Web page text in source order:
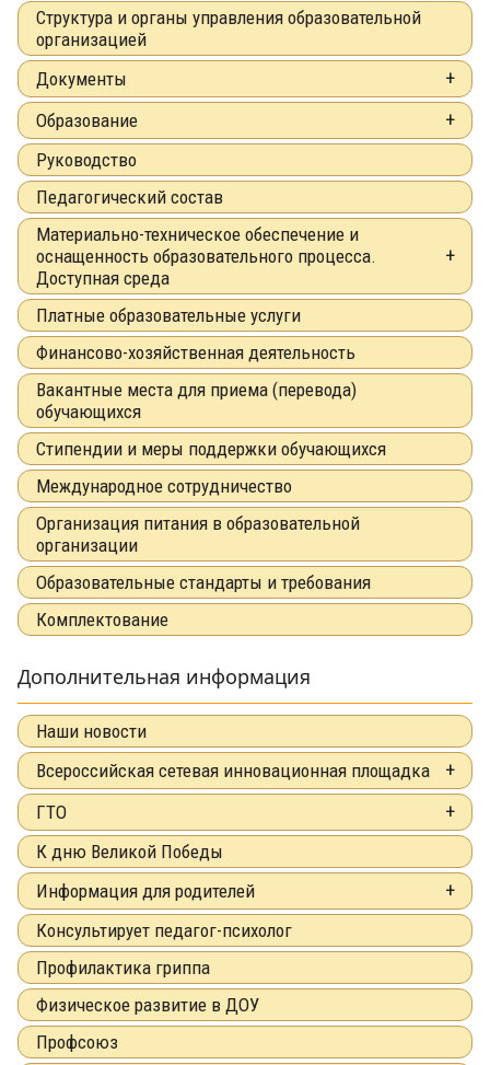
Структура и органы управления образовательной
организацией
Документы
Образование
Руководство
Педагогический состав
Материально-техническое обеспечение и
оснащенность образовательного процесса.
Доступная среда
Платные образовательные услуги
Финансово-хозяйственная деятельность
Вакантные места для приема (перевода)
обучающихся
Стипендии и меры поддержки обучающихся
Международное сотрудничество
Организация питания в образовательной
организации
Образовательные стандарты и требования
Комплектование
Дополнительная информация
Наши новости
Всероссийская сетевая инновационная площадка
ГТО
К дню Великой Победы
Информация для родителей
Консультирует педагог-психолог
Профилактика гриппа
Физическое развитие в ДОУ
Профсоюз